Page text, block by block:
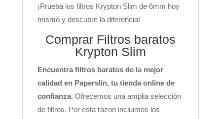
¡Prueba los filtros Krypton Slim de 6mm hoy
mismo y descubre la diferencia!
Comprar Filtros baratos
Krypton Slim
Encuentra filtros baratos de la mejor
calidad en Paperslin, tu tienda online de
confianza. Ofrecemos una amplia selección
de filtros. Por esta razon incluimos los